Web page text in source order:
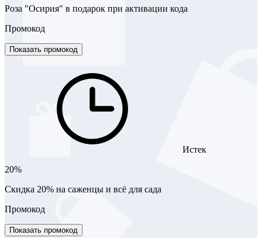
Роза "Осирия" в подарок при активации кода
Промокод
Показать промокод
Истек
20%
Скидка 20% на саженцы и всё для сада
Промокод
Показать промокод